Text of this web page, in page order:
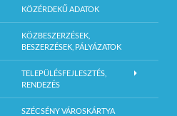
KÖZÉRDEKŰ ADATOK
KÖZBESZERZÉSEK,
BESZERZÉSEK, PÁLYÁZATOK
TELEPÜLÉSFEJLESZTÉS,
RENDEZÉS
SZÉCSÉNY VÁROSKÁRTYA